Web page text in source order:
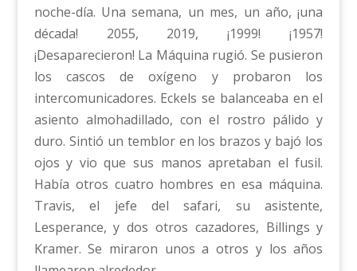
noche-día. Una semana, un mes, un año, ¡una
década! 2055, 2019, ¡1999! ¡1957!
¡Desaparecieron! La Máquina rugió. Se pusieron
los cascos de oxígeno y probaron los
intercomunicadores. Eckels se balanceaba en el
asiento almohadillado, con el rostro pálido y
duro. Sintió un temblor en los brazos y bajó los
ojos y vio que sus manos apretaban el fusil.
Había otros cuatro hombres en esa máquina.
Travis, el jefe del safari, su asistente,
Lesperance, y dos otros cazadores, Billings y
Kramer. Se miraron unos a otros y los años